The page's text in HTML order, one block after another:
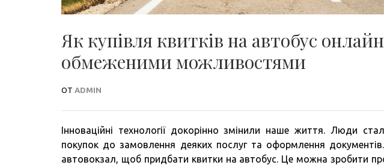
Як купівля квитків на автобус
обмеженими можливостями
ОТ ADMIN
Інноваційні технології докорінно змінили наше життя. Люди
покупок до замовлення деяких послуг та оформлення
автовокзал, щоб придбати квитки на автобус. Це можна зробити